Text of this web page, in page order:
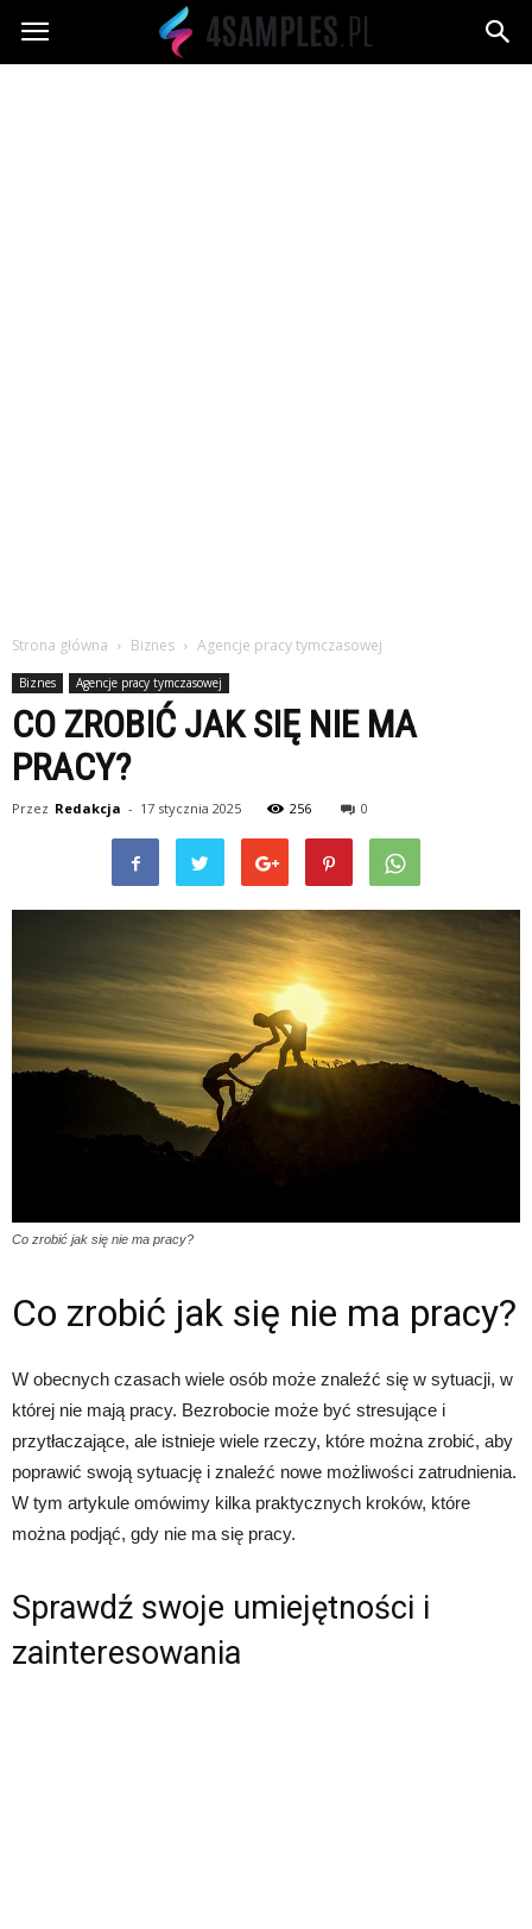
4samples.pl
Strona główna Biznes Agencje pracy tymczasowej
Biznes Agencje pracy tymczasowej
CO ZROBIĆ JAK SIĘ NIE MA
PRACY?
Przez Redakcja - 17 stycznia 2025 256 0
Co zrobić jak się nie ma pracy?
Co zrobić jak się nie ma pracy?
W obecnych czasach wiele osób może znaleźć się w sytuacji, w
której nie mają pracy. Bezrobocie może być stresujące i
przytłaczające, ale istnieje wiele rzeczy, które można zrobić, aby
poprawić swoją sytuację i znaleźć nowe możliwości zatrudnienia.
W tym artykule omówimy kilka praktycznych kroków, które
można podjąć, gdy nie ma się pracy.
Sprawdź swoje umiejętności i
zainteresowania